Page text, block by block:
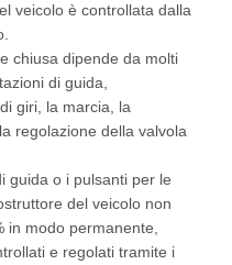
veicolo è controllata dalla
chiusa dipende da molti
di guida,
giri, la marcia, la
regolazione della valvola
guida o i pulsanti per le
del veicolo non
in modo permanente,
e regolati tramite i